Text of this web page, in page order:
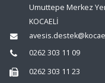
Umuttepe Merkez
KOCAELİ
0262 303 11 09
0262 303 11 23